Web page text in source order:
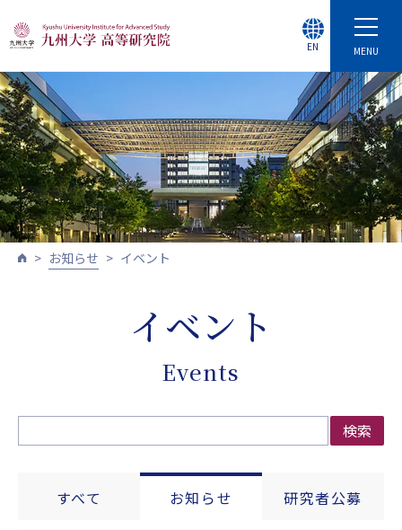
MENU
EN
お知らせ イベント
イベント
Events
検索
すべて お知らせ 研究者公募